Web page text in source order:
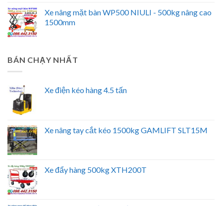
Xe nâng mặt bàn WP500 NIULI - 500kg nâng cao
1500mm
BÁN CHẠY NHẤT
Xe điện kéo hàng 4.5 tấn
Xe nâng tay cắt kéo 1500kg GAMLIFT SLT15M
Xe đẩy hàng 500kg XTH200T